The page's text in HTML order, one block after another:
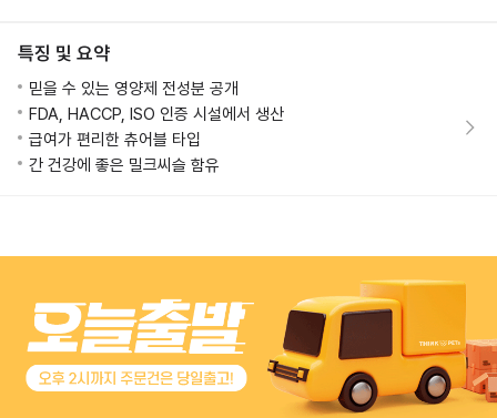
특징 및 요약
믿을 수 있는 영양제 전성분 공개
FDA, HACCP, ISO 인증 시설에서 생산
급여가 편리한 츄어블 타입
간 건강에 좋은 밀크씨슬 함유